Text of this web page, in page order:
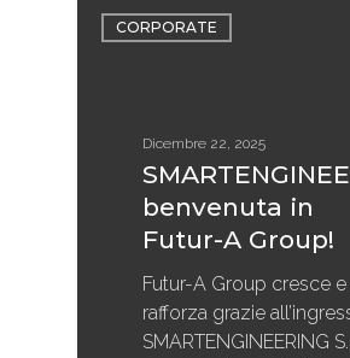
CORPORATE
Dicembre 22, 2025
benvenuta in
Futur-A Group!
Futur-A Group cresce e
rafforza grazie
SMARTENGINEERING